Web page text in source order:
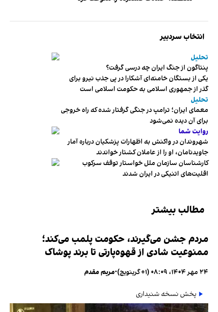
انتخاب سردبیر
تحلیل
پنتاگون از جنگ ایران چه درسی گرفت؟
یکی از بستگان خامنه‌ای آشکارا در پی جذب نیرو برای
گذر از جمهوری اسلامی به حکومت اسلامی است
تحلیل
معمای ایران؛ ترامپ در جنگی گرفتار شده که راه خروجی
برای آن دیده نمی‌شود
روایت شما
شهروندان در واکنش به اظهارات پزشکیان درباره آمار
جاویدنامان، او را از عاملان کشتار خواندند
کارشناسان سازمان ملل خواستار توقف سرکوب
اقلیت‌های اتنیکی در ایران شدند
مطالب بیشتر
مردم جشن می‌گیرند، حکومت پلمب می‌کند؛
ممنوعیت شادی از قهوه‌پارتی تا برند پوشاک
۲۴ مهر ۱۴۰۴، ۰۸:۰۹ (‎+۱ گرینویچ) •مریم مقدم
پخش نسخه شنیداری